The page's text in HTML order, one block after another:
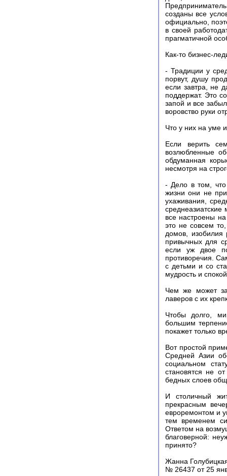
созданы все
официально,
в своей
прагматичной
Как-то бизнес-
- Традиции у
порвут, душу
если завтра, не
поддержат. Это
запой и все
воровство руки
Что у них на уме
Если верить
возлюбленные
обдуманная
несмотря на
- Дело в том, что
жизни они не
ухаживания,
все настроены
это не совсем
домов, изобилия
привычных для
если уж двое
противоречия.
с детьми и со
мудрость и
Чем же может
лаверов с их
Чтобы долго,
большим
покажет только
Вот простой
Средней Азии
социальном
становятся не
бедных слоев
И столичный
прекрасным
евроремонтом и
тем временем
Ответом на
благоверной:
принято?
Жанна
№ 26437 от 25